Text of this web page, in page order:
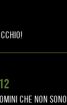
che non sono